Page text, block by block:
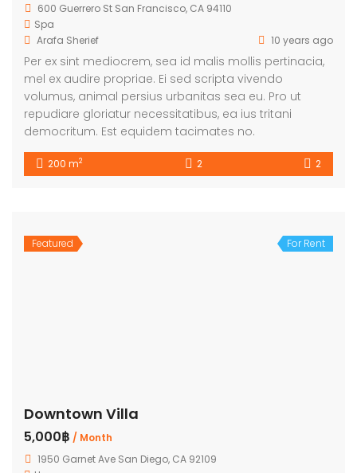
600 Guerrero St San Francisco, CA 94110
Spa
Arafa Sherief
10 years ago
Per ex sint mediocrem, sea id malis mollis pertinacia,
mel ex audire propriae. Ei sed scripta vivendo
volumus, animal persius urbanitas sea eu. Pro ut
repudiare gloriatur necessitatibus, ea ius tritani
democritum. Est equidem tacimates no.
200 m2 2 2
Featured For Rent
Downtown Villa
5,000฿ / Month
1950 Garnet Ave San Diego, CA 92109